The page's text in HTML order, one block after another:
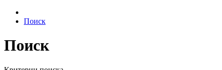
Поиск
Поиск